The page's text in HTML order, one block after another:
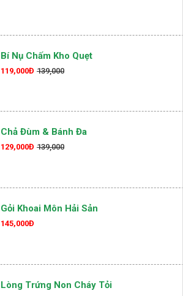
Bí Nụ Chấm Kho Quẹt
119,000Đ 139,000
Chả Đùm & Bánh Đa
129,000Đ 139,000
Gỏi Khoai Môn Hải Sản
145,000Đ
Lòng Trứng Non Cháy Tỏi